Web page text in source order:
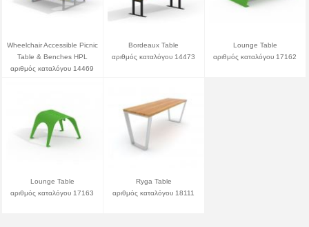
Wheelchair Accessible Picnic
Table & Benches HPL
αριθμός καταλόγου 14469
Bordeaux Table
αριθμός καταλόγου 14473
Lounge Table
αριθμός καταλόγου 17162
Lounge Table
αριθμός καταλόγου 17163
Ryga Table
αριθμός καταλόγου 18111